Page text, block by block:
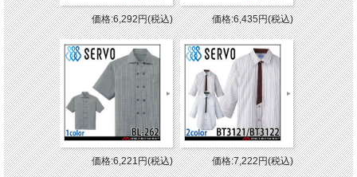
価格:6,292円(税込) 価格:6,435円(税込)
価格:6,221円(税込) 価格:7,222円(税込)